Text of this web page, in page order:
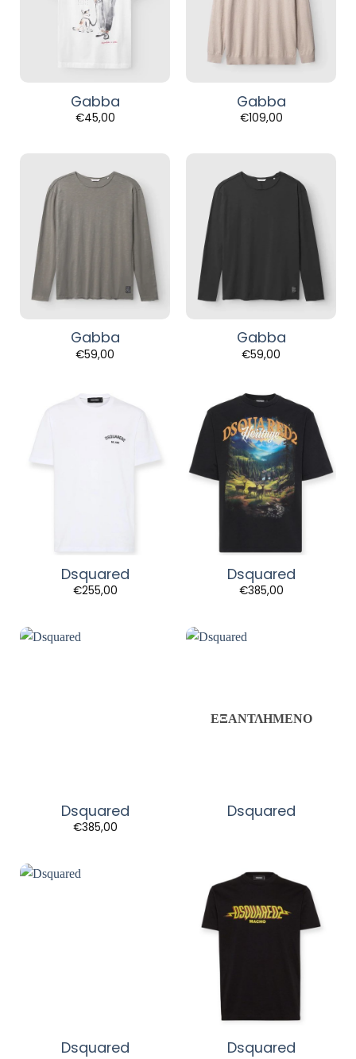
Gabba
€45,00
Gabba
€109,00
Gabba
€59,00
Gabba
€59,00
Dsquared
€255,00
Dsquared
€385,00
Dsquared
€385,00
ΕΞΑΝΤΛΗΜΈΝΟ
Dsquared
Dsquared Dsquared